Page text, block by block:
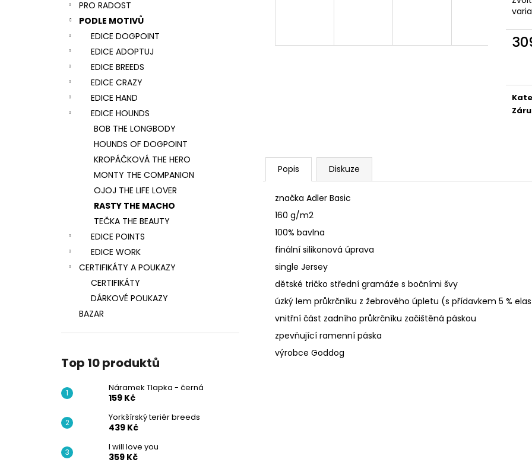
PRO RADOST
PODLE MOTIVŮ
EDICE DOGPOINT
EDICE ADOPTUJ
EDICE BREEDS
EDICE CRAZY
EDICE HAND
EDICE HOUNDS
BOB THE LONGBODY
HOUNDS OF DOGPOINT
KROPÁČKOVÁ THE HERO
MONTY THE COMPANION
OJOJ THE LIFE LOVER
RASTY THE MACHO
TEČKA THE BEAUTY
EDICE POINTS
EDICE WORK
CERTIFIKÁTY A POUKAZY
CERTIFIKÁTY
DÁRKOVÉ POUKAZY
BAZAR
Top 10 produktů
Náramek Tlapka - černá
159 Kč
Yorkšírský teriér breeds
439 Kč
I will love you
359 Kč
Popis Diskuze
značka Adler Basic
160 g/m2
100% bavlna
finální silikonová úprava
single Jersey
dětské tričko střední gramáže s bočními švy
úzký lem průkrčníku z žebrového úpletu (s přídavkem 5 %
vnitřní část zadního průkrčníku začištěná páskou
zpevňující ramenní páska
výrobce Goddog
NÁRAMEK TLAPKA - ČERNÁ
159 Kč
I WILL LOVE YOU